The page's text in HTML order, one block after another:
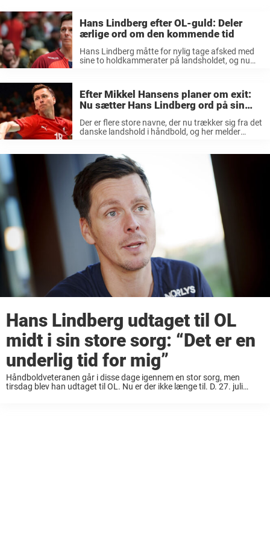
Hans Lindberg efter OL-guld: Deler
ærlige ord om den kommende tid
Hans Lindberg måtte for nylig tage afsked med
sine to holdkammerater på landsholdet, og nu
Efter Mikkel Hansens planer om exit:
Nu sætter Hans Lindberg ord på sin
fremtid
Der er flere store navne, der nu trækker sig fra det
danske landshold i håndbold, og her melder
sejr hjem ...
Hans Lindberg udtaget til OL
midt i sin store sorg: “Det er en
underlig tid for mig”
Håndboldveteranen går i disse dage igennem en stor sorg, men
tirsdag blev han udtaget til OL. Nu er der ikke længe til. D. 27. juli